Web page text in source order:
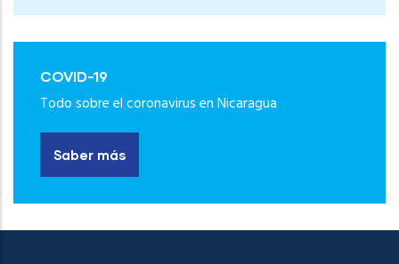
COVID-19
Todo sobre el coronavirus en Nicaragua
Saber más